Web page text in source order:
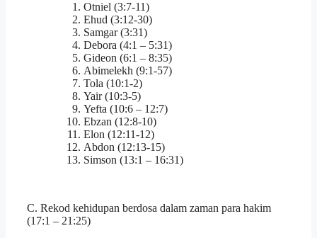
Otniel (3:7-11)
Ehud (3:12-30)
Samgar (3:31)
Debora (4:1 – 5:31)
Gideon (6:1 – 8:35)
Abimelekh (9:1-57)
Tola (10:1-2)
Yair (10:3-5)
Yefta (10:6 – 12:7)
Ebzan (12:8-10)
Elon (12:11-12)
Abdon (12:13-15)
Simson (13:1 – 16:31)
C. Rekod kehidupan berdosa dalam zaman para hakim
(17:1 – 21:25)